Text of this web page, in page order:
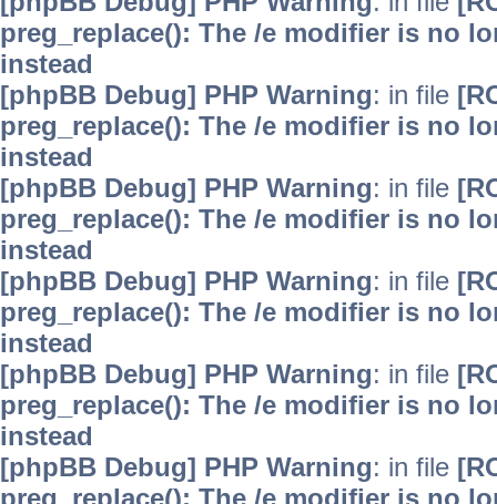
preg_replace(): The /e modifier is no
instead
[phpBB Debug] PHP Warning: in file
preg_replace(): The /e modifier is no
instead
[phpBB Debug] PHP Warning: in file
preg_replace(): The /e modifier is no
instead
[phpBB Debug] PHP Warning: in file
preg_replace(): The /e modifier is no
instead
[phpBB Debug] PHP Warning: in file
preg_replace(): The /e modifier is no
instead
[phpBB Debug] PHP Warning: in file
preg_replace(): The /e modifier is no